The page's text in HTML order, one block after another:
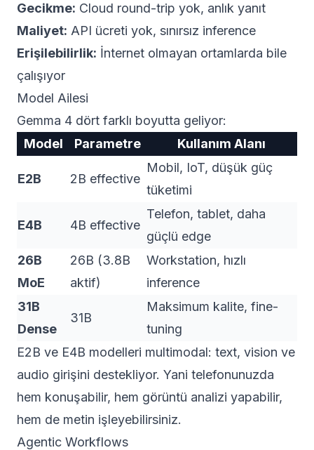
Gecikme: Cloud round-trip yok, anlık yanıt
Maliyet: API ücreti yok, sınırsız inference
Erişilebilirlik: İnternet olmayan ortamlarda bile
çalışıyor
Model Ailesi
Gemma 4 dört farklı boyutta geliyor:
Model
Parametre Kullanım Alanı
E2B 2B effective
Mobil, IoT, düşük güç
tüketimi
E4B 4B effective
Telefon, tablet, daha
güçlü edge
26B
MoE
26B (3.8B
aktif)
Workstation, hızlı
inference
31B
Dense
31B
Maksimum kalite, fine-
tuning
E2B ve E4B modelleri multimodal: text, vision ve
audio girişini destekliyor. Yani telefonunuzda
hem konuşabilir, hem görüntü analizi yapabilir,
hem de metin işleyebilirsiniz.
Agentic Workflows